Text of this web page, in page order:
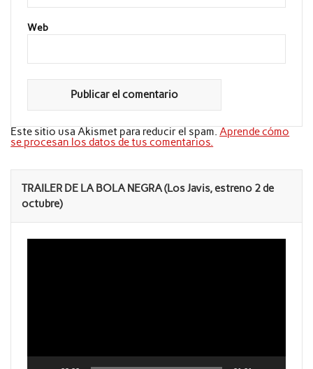
Web
Este sitio usa Akismet para reducir el spam.Aprende cómo
se procesan los datos de tus comentarios.
TRAILER DE LA BOLA NEGRA (Los Javis, estreno 2 de
octubre)
Reproductor